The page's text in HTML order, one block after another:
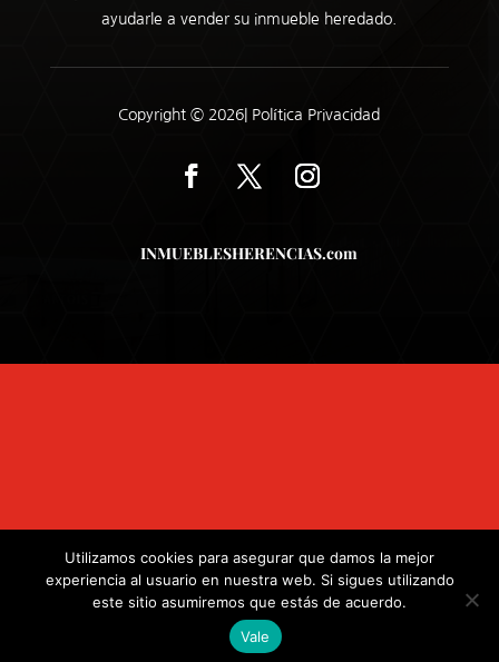
ayudarle a vender su inmueble heredado.
Copyright © 2026| Política Privacidad
INMUEBLESHERENCIAS.com
.
Utilizamos cookies para asegurar que damos la mejor
experiencia al usuario en nuestra web. Si sigues utilizando
este sitio asumiremos que estás de acuerdo.
Vale